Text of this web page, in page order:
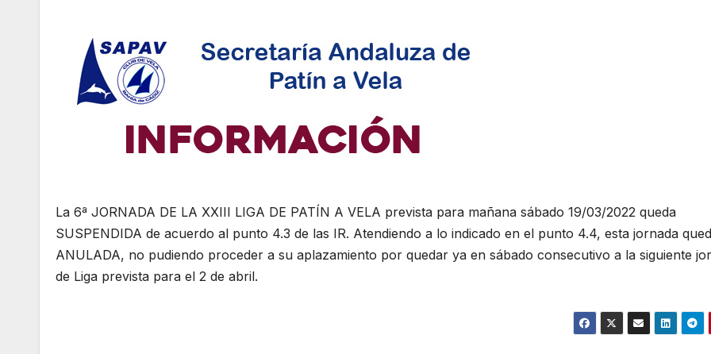
La 6ª JORNADA DE LA XXIII LIGA DE PATÍN A VELA prevista para mañana sábado 19/03/2022 queda
SUSPENDIDA de acuerdo al punto 4.3 de las IR. Atendiendo a lo indicado en el punto 4.4, esta jornada
ANULADA, no pudiendo proceder a su aplazamiento por quedar ya en sábado consecutivo a la siguiente
de Liga prevista para el 2 de abril.